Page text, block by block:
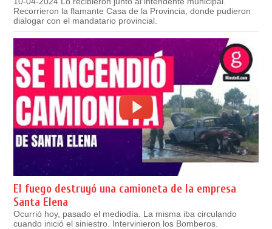
Recorrieron la flamante Casa de la Provincia, donde pudieron
dialogar con el mandatario provincial.
El fuego destruyó una camioneta de la empresa
Santa Elena
Ocurrió hoy, pasado el mediodía. La misma iba circulando
cuando inició el siniestro. Intervinieron los Bomberos.